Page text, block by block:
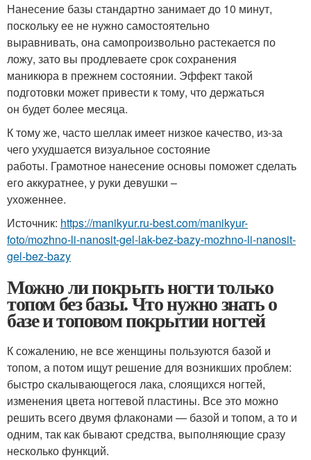
Нанесение базы стандартно занимает до 10 минут,
поскольку ее не нужно самостоятельно
выравнивать, она самопроизвольно растекается по
ложу, зато вы продлеваете срок сохранения
маникюра в прежнем состоянии. Эффект такой
подготовки может привести к тому, что держаться
он будет более месяца.
К тому же, часто шеллак имеет низкое качество, из-за
чего ухудшается визуальное состояние
работы. Грамотное нанесение основы поможет сделать
его аккуратнее, у руки девушки –
ухоженнее.
Источник: https://manikyur.ru-best.com/manikyur-
foto/mozhno-li-nanosit-gel-lak-bez-bazy-mozhno-li-nanosit-
gel-bez-bazy
Можно ли покрыть ногти только
топом без базы. Что нужно знать о
базе и топовом покрытии ногтей
К сожалению, не все женщины пользуются базой и
топом, а потом ищут решение для возникших проблем:
быстро скалывающегося лака, слоящихся ногтей,
изменения цвета ногтевой пластины. Все это можно
решить всего двумя флаконами — базой и топом, а то и
одним, так как бывают средства, выполняющие сразу
несколько функций.